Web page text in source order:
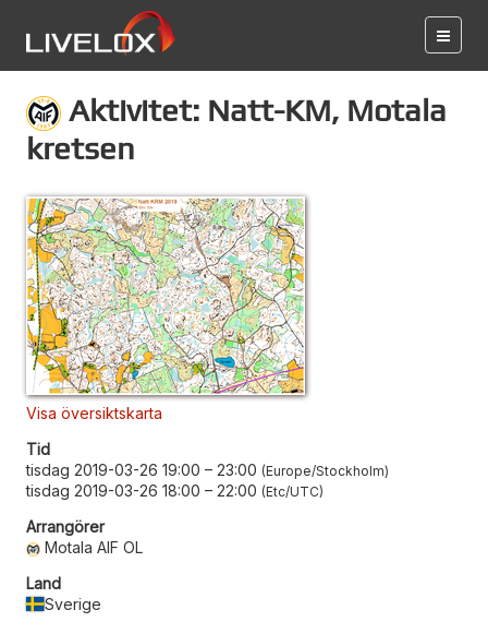
Aktivitet: Natt-KM, Motala
kretsen
Visa översiktskarta
Tid
tisdag 2019-03-26 19:00 – 23:00 Europe/Stockholm
tisdag 2019-03-26 18:00 – 22:00 Etc/UTC
Arrangörer
Motala AIF OL
Land
Sverige